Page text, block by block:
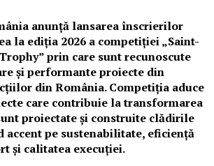
anunță lansarea înscrierilor
la ediția 2026 a competiției „Saint-
prin care sunt recunoscute
și performante proiecte din
din România. Competiția aduce
care contribuie la transformarea
proiectate și construite clădirile
pe sustenabilitate, eficiență
și calitatea execuției.